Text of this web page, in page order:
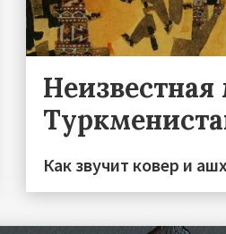
Как звучит ковер и